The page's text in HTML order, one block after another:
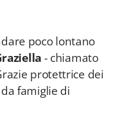
poco lontano
- chiamato
protettrice dei
famiglie di